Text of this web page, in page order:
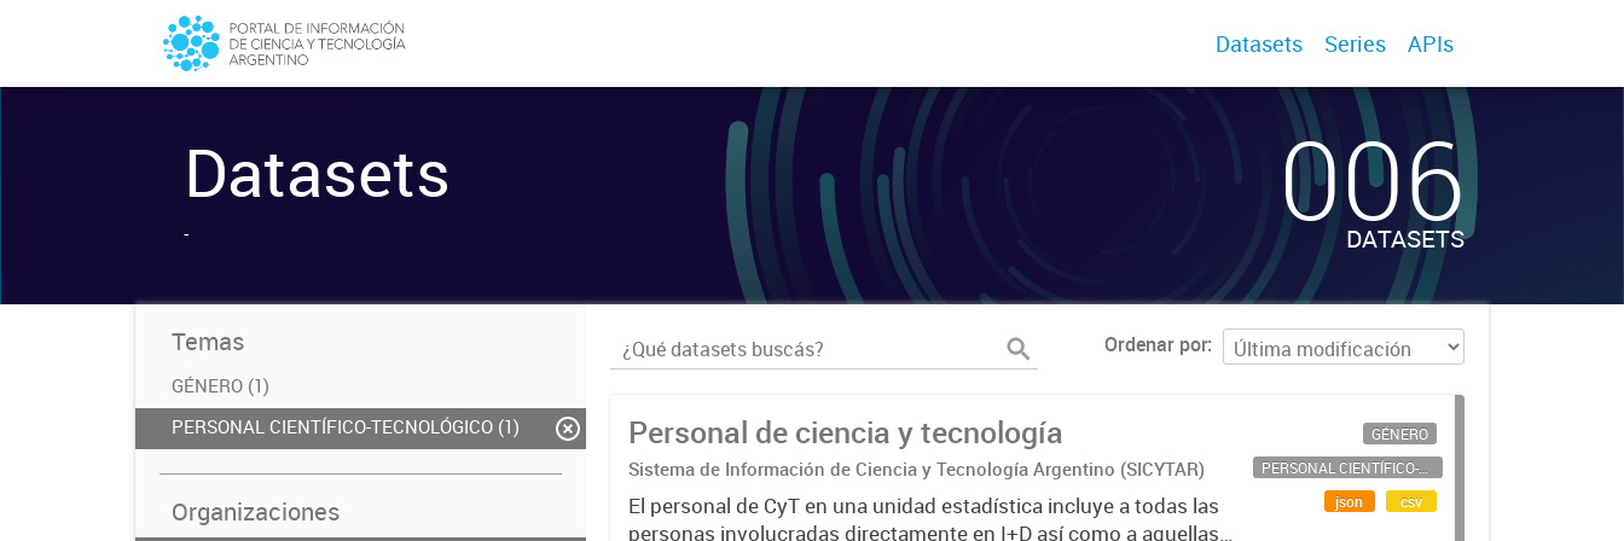
Datasets Series APIs
Datasets
- 006
DATASETS
Temas
GÉNERO (1)
PERSONAL CIENTÍFICO-TECNOLÓGICO (1)
Organizaciones
Ordenar por
Personal de ciencia y tecnología
Sistema de Información de Ciencia y Tecnología Argentino (SICYTAR)
El personal de CyT en una unidad estadística incluye a todas las
personas involucradas directamente en I+D así como a aquellas
GÉNERO
PERSONAL CIENTÍFICO-TECNOLÓGICO
json
csv